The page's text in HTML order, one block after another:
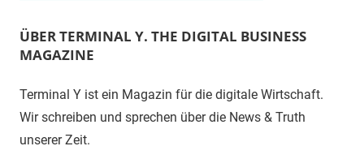
ÜBER TERMINAL Y. THE DIGITAL BUSINESS
MAGAZINE
Terminal Y ist ein Magazin für die digitale Wirtschaft.
Wir schreiben und sprechen über die News & Truth
unserer Zeit.